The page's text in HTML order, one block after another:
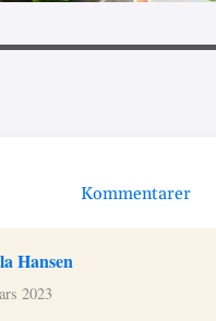
Kommentarer
Hansen
2023